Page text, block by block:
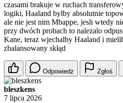
czasami brakuje w ruchach
logiki, Haaland bylby absolutnie
ale nie jest nim Mbappe, jesli wtedy
przy dwóch probach to nalezalo
Kane, teraz wjechalby Haaland i
zbalansowany skłąd
Odpowiedz Zgłoś
bleszkens
7 lipca 2026